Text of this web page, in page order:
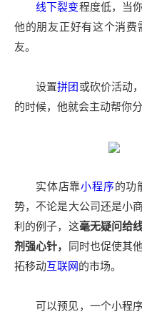
线下裂变程度低，当
他的朋友正好有这个消费
友。
设置拼团 或砍价活动
的时候，他就会主动帮你
实体店靠小程序的功
势，不论是大公司还是小
利的例子，这毫无疑问给
剂强心针，
同时也促使其
拓移动互联网的市场。
可以预见，一个小程